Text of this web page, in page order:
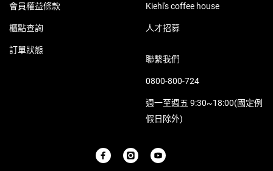
會員權益條款
櫃點查詢
訂單狀態
Kiehl's coffee house
人才招募
聯繫我們
0800-800-724
週一至週五 9:30~18:00(國定例
假日除外)